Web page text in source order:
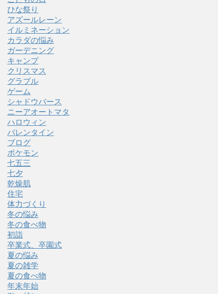
ひな祭り
アズールレーン
イルミネーション
カラダの悩み
ガーデニング
キャンプ
クリスマス
グラブル
ゲーム
シャドウバース
ニーアオートマタ
ハロウィン
バレンタイン
ブログ
ポケモン
七五三
七夕
乾燥肌
住宅
体力づくり
冬の悩み
冬の食べ物
初詣
卒業式、卒園式
夏の悩み
夏の雑学
夏の食べ物
年末年始